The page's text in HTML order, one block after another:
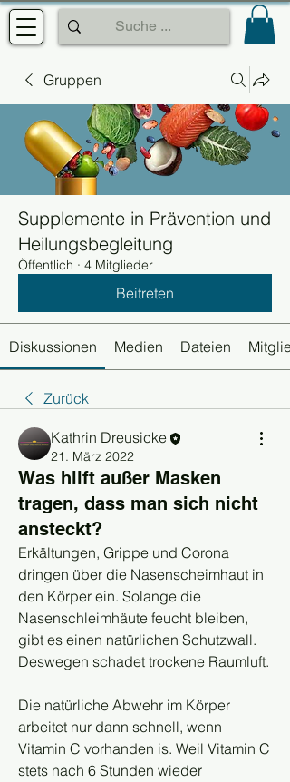
Gruppen
Supplemente in Prävention und
Heilungsbegleitung
Öffentlich · 4 Mitglieder
Beitreten
Diskussionen Medien Dateien
Zurück
Kathrin Dreusicke
21. März 2022
Was hilft außer Masken
tragen, dass man sich nicht
ansteckt?
Erkältungen, Grippe und Corona
dringen über die Nasenscheimhaut in
den Körper ein. Solange die
Nasenschleimhäute feucht bleiben,
gibt es einen natürlichen Schutzwall.
Deswegen schadet trockene Raumluft.
Die natürliche Abwehr im Körper
arbeitet nur dann schnell, wenn
Vitamin C vorhanden is. Weil Vitamin C
stets nach 6 Stunden wieder